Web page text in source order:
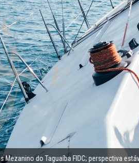
do Taguaíba FIDC; perspectiva estável